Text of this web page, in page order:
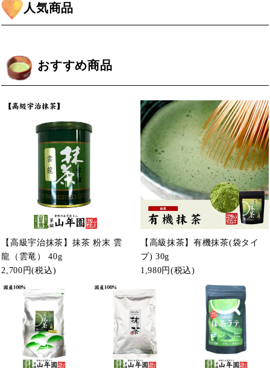
人気商品
おすすめ商品
【高級宇治抹茶】抹茶 粉末 雲
龍（雲竜） 40g
2,700円(税込)
【高級抹茶】有機抹茶(袋タイ
プ) 30g
1,980円(税込)